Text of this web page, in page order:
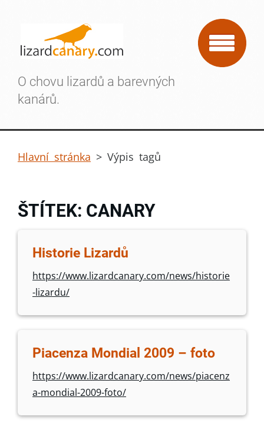
O chovu lizardů a barevných
kanárů.
Hlavní stránka > Výpis tagů
ŠTÍTEK: CANARY
Historie Lizardů
https://www.lizardcanary.com/news/historie
-lizardu/
Piacenza Mondial 2009 – foto
https://www.lizardcanary.com/news/piacenz
a-mondial-2009-foto/